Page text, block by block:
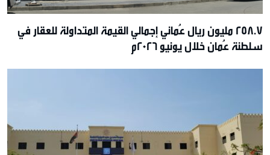
258.7 مليون ريال عُماني إجمالي القيمة المتداولة للعقار في
سلطنة عُمان خلال يونيو 2026م